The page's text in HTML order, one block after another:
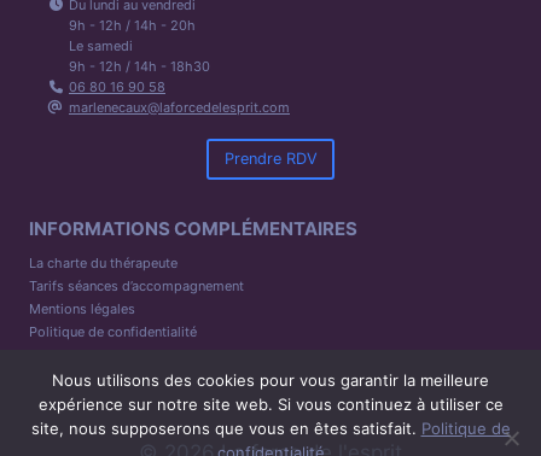
Du lundi au vendredi
9h - 12h / 14h - 20h
Le samedi
9h - 12h / 14h - 18h30
06 80 16 90 58
marlenecaux@laforcedelesprit.com
Prendre RDV
INFORMATIONS COMPLÉMENTAIRES
La charte du thérapeute
Tarifs séances d’accompagnement
Mentions légales
Politique de confidentialité
Nous utilisons des cookies pour vous garantir la meilleure
expérience sur notre site web. Si vous continuez à utiliser ce
site, nous supposerons que vous en êtes satisfait. Politique de